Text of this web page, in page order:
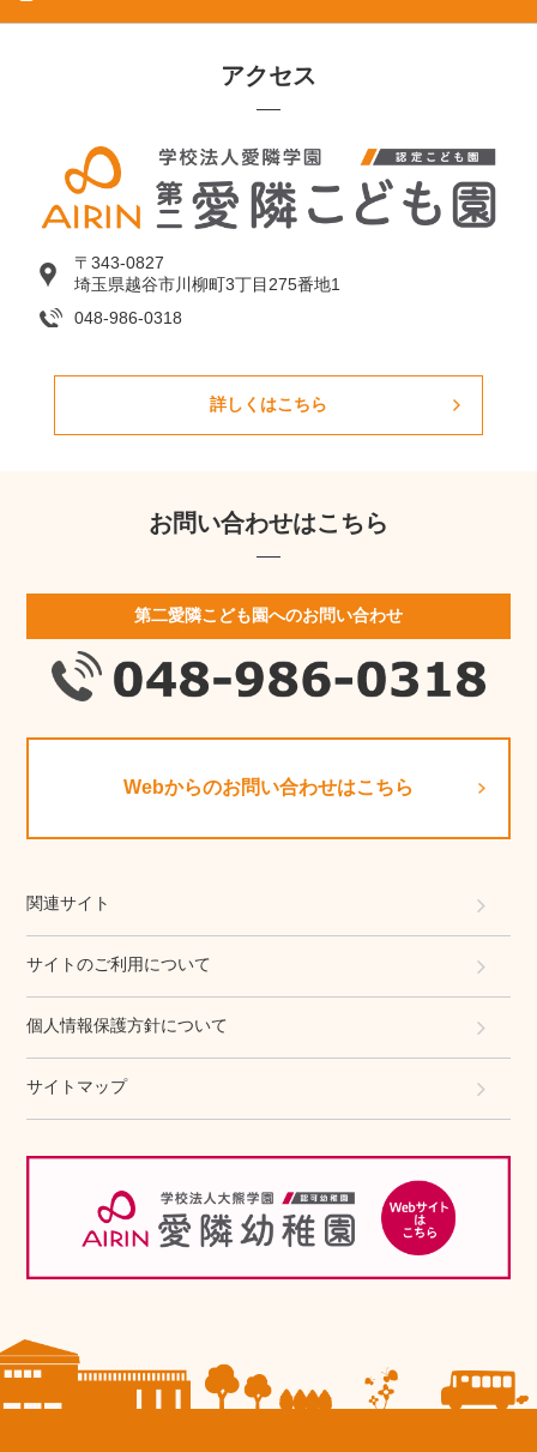
アクセス
〒343-0827
埼玉県越谷市川柳町3丁目275番地1
048-986-0318
詳しくはこちら
お問い合わせはこちら
第二愛隣こども園へのお問い合わせ
Webからのお問い合わせはこちら
関連サイト
サイトのご利用について
個人情報保護方針について
サイトマップ